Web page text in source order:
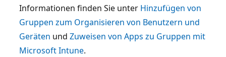
Informationen finden Sie unter Hinzufügen von
Gruppen zum Organisieren von Benutzern und
Geräten und Zuweisen von Apps zu Gruppen mit
Microsoft Intune.